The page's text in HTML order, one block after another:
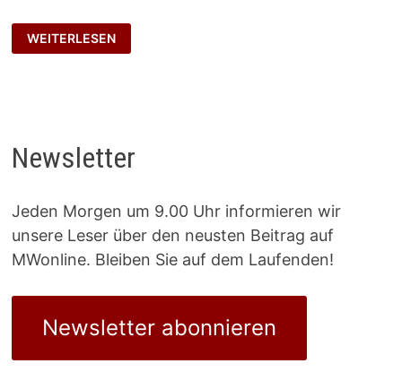
BERATUNG
ALS
HALTUNG
WEITERLESEN
Newsletter
Jeden Morgen um 9.00 Uhr informieren wir
unsere Leser über den neusten Beitrag auf
MWonline. Bleiben Sie auf dem Laufenden!
Newsletter abonnieren